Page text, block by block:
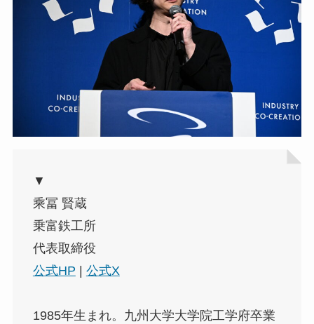
▼
乘冨 賢蔵
乗富鉄工所
代表取締役
公式HP
公式X
1985年生まれ。九州大学大学院工学府卒業